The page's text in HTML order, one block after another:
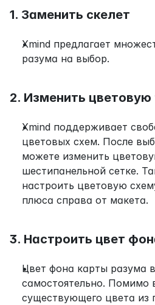
1. Заменить скелет
Xmind предлагает
разума на выбор.
2. Изменить цветовую
Xmind поддерживает
цветовых схем. После
можете изменить
шестипанельной сетке.
настроить цветовую
плюса справа от макета.
3. Настроить цвет
Цвет фона карты разума
самостоятельно. Помимо
существующего цвета из